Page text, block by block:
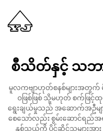
စီသိတ်နှင့် သဘာဝ
မူလကဗျာဟုတ်စနစ်များအတွက် မိုး
ဝဖြစ်ဖြစ် သို့မဟုတ် စက်ဖြင့်ထုတ်
ရွေးချယ်မှုသည် အဆောက်အဦ
စေသော်လည်း စွမ်းဆောင်ရည်အရ
နှစ်သွယ်ကို ပိုင်ဆိုင်သူများအား